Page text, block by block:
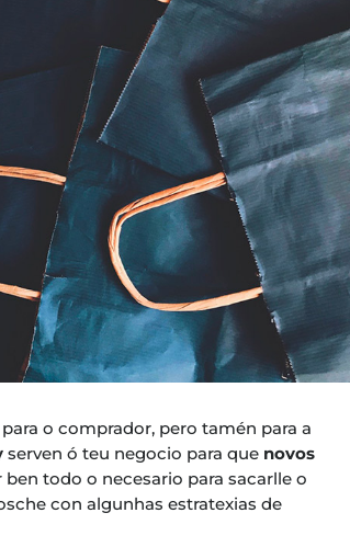
o comprador, pero tamén para a
serven ó teu negocio para que novos
todo o necesario para sacarlle o
con algunhas estratexias de